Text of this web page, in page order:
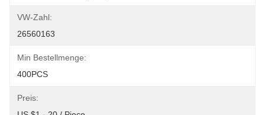
VW-Zahl:
26560163
Min Bestellmenge:
400PCS
Preis: